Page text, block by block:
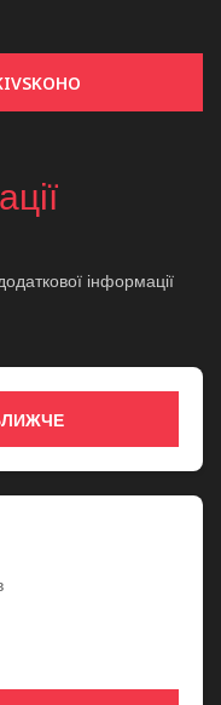
інформації